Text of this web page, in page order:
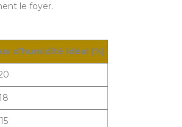
le foyer.
d’humidité idéal (%)